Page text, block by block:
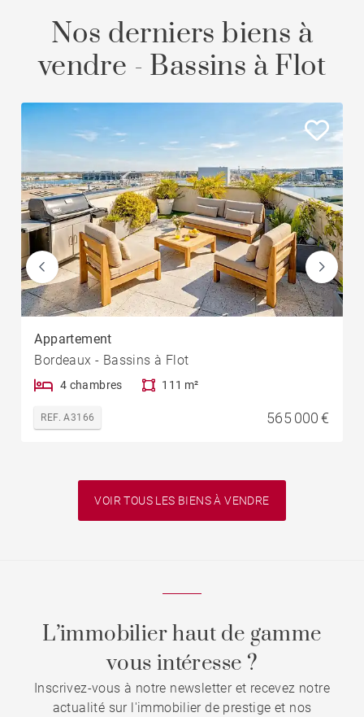
Nos derniers biens à
vendre - Bassins à Flot
Appartement
Bordeaux - Bassins à Flot
4 chambres 111 m²
REF. A3166 565 000 €
VOIR TOUS LES BIENS À VENDRE
L’immobilier haut de gamme
vous intéresse ?
Inscrivez-vous à notre newsletter et recevez notre
actualité sur l'immobilier de prestige et nos